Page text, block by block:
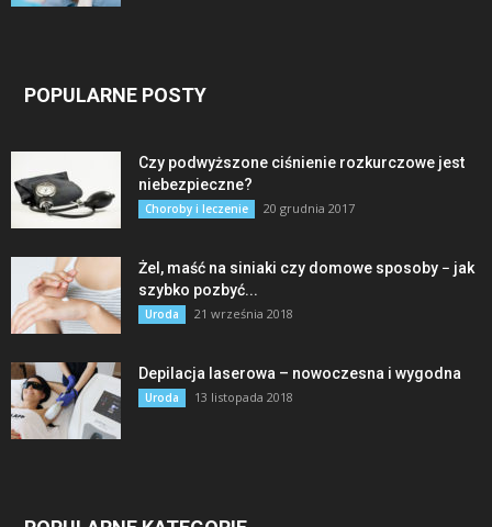
POPULARNE POSTY
Czy podwyższone ciśnienie rozkurczowe jest
niebezpieczne?
Choroby i leczenie 20 grudnia 2017
Żel, maść na siniaki czy domowe sposoby − jak
szybko pozbyć...
Uroda 21 września 2018
Depilacja laserowa – nowoczesna i wygodna
Uroda 13 listopada 2018